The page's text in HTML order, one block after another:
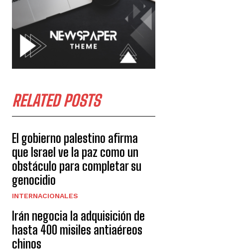
RELATED POSTS
El gobierno palestino afirma
que Israel ve la paz como un
obstáculo para completar su
genocidio
INTERNACIONALES
Irán negocia la adquisición de
hasta 400 misiles antiaéreos
chinos